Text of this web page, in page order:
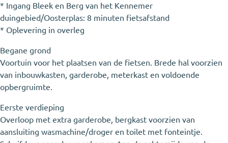
* Ingang Bleek en Berg van het Kennemer
duingebied/Oosterplas: 8 minuten fietsafstand
* Oplevering in overleg
Begane grond
Voortuin voor het plaatsen van de fietsen. Brede hal voorzien
van inbouwkasten, garderobe, meterkast en voldoende
opbergruimte.
Eerste verdieping
Overloop met extra garderobe, bergkast voorzien van
aansluiting wasmachine/droger en toilet met fonteintje.